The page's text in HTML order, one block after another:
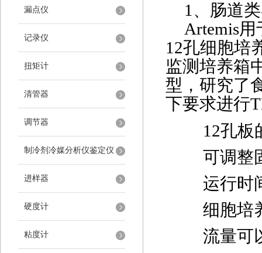
漏点仪
记录仪
扭矩计
清管器
调节器
制冷剂冷媒分析仪鉴定仪
进样器
硬度计
粘度计
1、肠道
Artemis
12孔细胞培
监测培养箱
型，研究了
下要求进行
12孔板
可调整
运行时
细胞培
流量可